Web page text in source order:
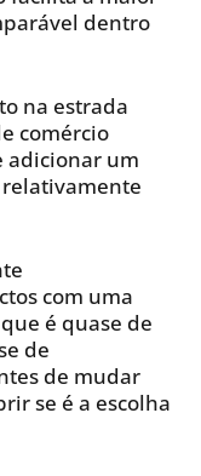
dentro
na estrada
comércio
adicionar um
com uma
é quase de
de
de mudar
se é a escolha